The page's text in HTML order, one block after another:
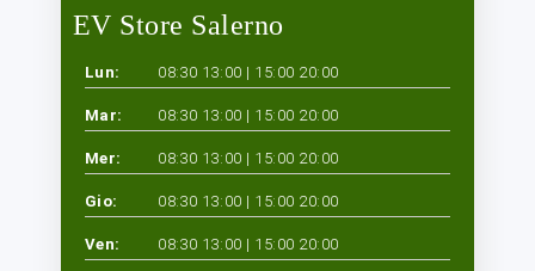
EV Store Salerno
Lun: 08:30 13:00 | 15:00 20:00
Mar: 08:30 13:00 | 15:00 20:00
Mer: 08:30 13:00 | 15:00 20:00
Gio: 08:30 13:00 | 15:00 20:00
Ven: 08:30 13:00 | 15:00 20:00